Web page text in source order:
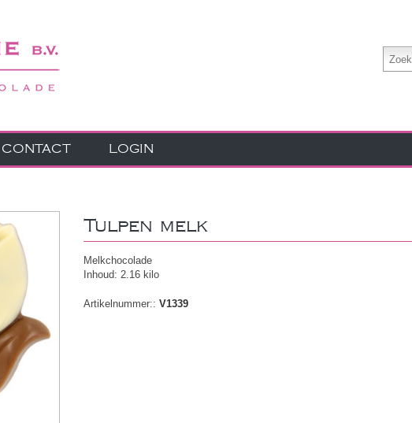
CONTACT LOGIN
Tulpen melk
Melkchocolade
Inhoud: 2.16 kilo
Artikelnummer:: V1339